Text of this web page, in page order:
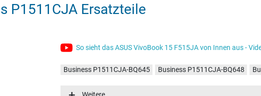
P1511CJA Ersatzteile
So sieht das ASUS VivoBook 15 F515JA von Innen aus -
Business P1511CJA-BQ645 Business P1511CJA-BQ648